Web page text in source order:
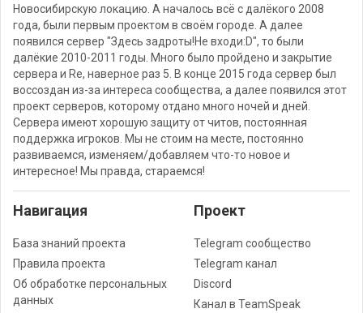
Новосибирскую локацию. А началось всё с далёкого 2008
года, были первым проектом в своём городе. А далее
появился сервер "Здесь задроты!Не входи:D", то были
далёкие 2010-2011 годы. Много было пройдено и закрытие
сервера и Re, наверное раз 5. В конце 2015 года сервер был
воссоздан из-за интереса сообщества, а далее появился этот
проект серверов, которому отдано много ночей и дней.
Сервера имеют хорошую защиту от читов, постоянная
поддержка игроков. Мы не стоим на месте, постоянно
развиваемся, изменяем/добавляем что-то новое и
интересное! Мы правда, стараемся!
Навигация
База знаний проекта
Правила проекта
Об обработке персональных
данных
Проект
Telegram сообщество
Telegram канал
Discord
Канал в TeamSpeak